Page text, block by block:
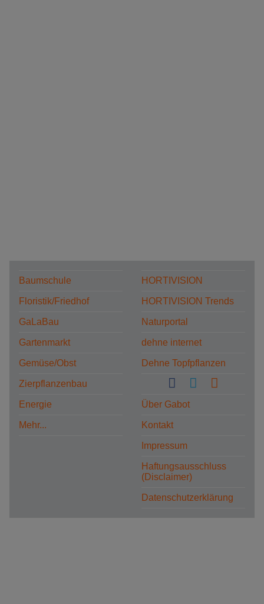
Baumschule
Floristik/Friedhof
GaLaBau
Gartenmarkt
Gemüse/Obst
Zierpflanzenbau
Energie
Mehr...
HORTIVISION
HORTIVISION Trends
Naturportal
dehne internet
Dehne Topfpflanzen
Über Gabot
Kontakt
Impressum
Haftungsausschluss
(Disclaimer)
Datenschutzerklärung